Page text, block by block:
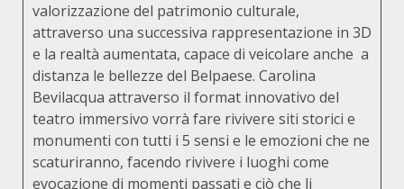
valorizzazione del patrimonio culturale,
attraverso una successiva rappresentazione in 3D
e la realtà aumentata, capace di veicolare anche a
distanza le bellezze del Belpaese. Carolina
Bevilacqua attraverso il format innovativo del
teatro immersivo vorrà fare rivivere siti storici e
monumenti con tutti i 5 sensi e le emozioni che ne
scaturiranno, facendo rivivere i luoghi come
evocazione di momenti passati e ciò che li